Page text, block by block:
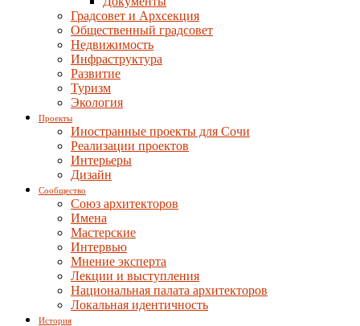
Градсовет и Архсекция
Общественный градсовет
Недвижимость
Инфраструктура
Развитие
Туризм
Экология
Проекты
Иностранные проекты для Сочи
Реализации проектов
Интерьеры
Дизайн
Сообщество
Союз архитекторов
Имена
Мастерские
Интервью
Мнение эксперта
Лекции и выступления
Национальная палата архитекторов
Локальная идентичность
История